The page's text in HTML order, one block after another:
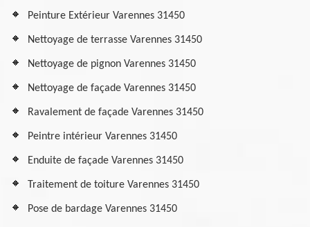
Peinture Extérieur Varennes 31450
Nettoyage de terrasse Varennes 31450
Nettoyage de pignon Varennes 31450
Nettoyage de façade Varennes 31450
Ravalement de façade Varennes 31450
Peintre intérieur Varennes 31450
Enduite de façade Varennes 31450
Traitement de toiture Varennes 31450
Pose de bardage Varennes 31450